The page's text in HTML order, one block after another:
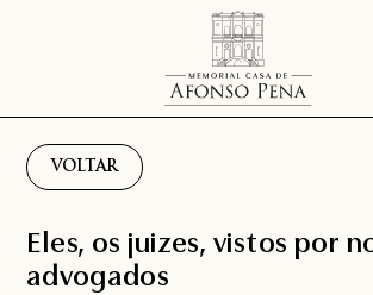
VOLTAR
Eles, os juizes, vistos por
advogados